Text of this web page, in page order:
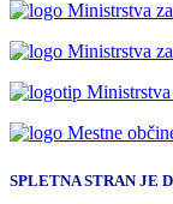
SPLETNA STRAN JE